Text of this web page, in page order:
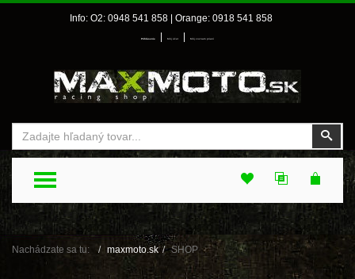
Info: O2: 0948 541 858 | Orange: 0918 541 858
Prihlásenie Môj účet Môj zoznam prianí
TOGGLE MENU
Nachádzate sa tu: maxmoto.sk SHOP